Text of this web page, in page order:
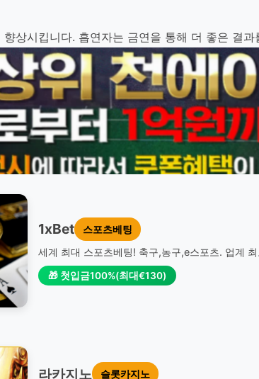
상시킵니다. 흡연자는 금연을 통해 더 좋은 결
1xBet
스포츠베팅
세계 최대 스포츠베팅! 축구,농구,e스포츠. 업계
🎁 첫입금100%(최대€130)
라카지노
슬롯카지노